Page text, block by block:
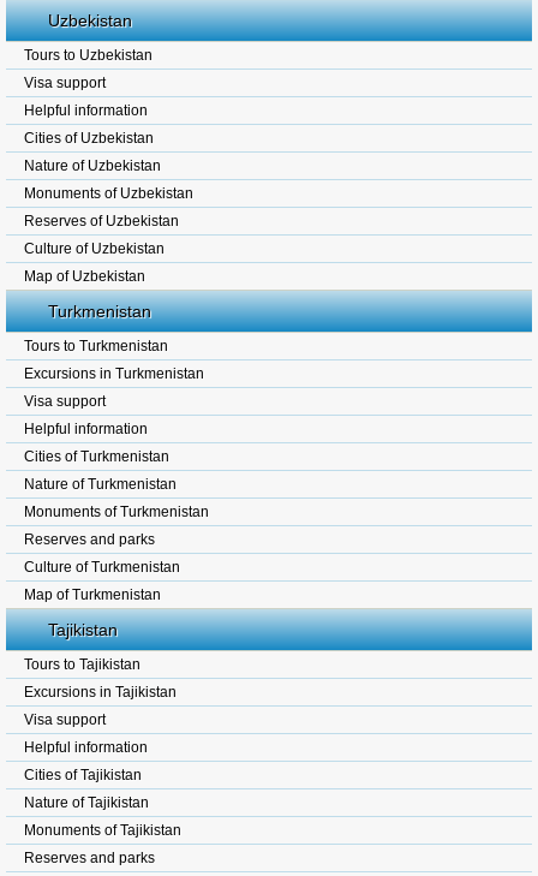
Uzbekistan
Tours to Uzbekistan
Visa support
Helpful information
Cities of Uzbekistan
Nature of Uzbekistan
Monuments of Uzbekistan
Reserves of Uzbekistan
Culture of Uzbekistan
Map of Uzbekistan
Turkmenistan
Tours to Turkmenistan
Excursions in Turkmenistan
Visa support
Helpful information
Cities of Turkmenistan
Nature of Turkmenistan
Monuments of Turkmenistan
Reserves and parks
Culture of Turkmenistan
Map of Turkmenistan
Tajikistan
Tours to Tajikistan
Excursions in Tajikistan
Visa support
Helpful information
Cities of Tajikistan
Nature of Tajikistan
Monuments of Tajikistan
Reserves and parks